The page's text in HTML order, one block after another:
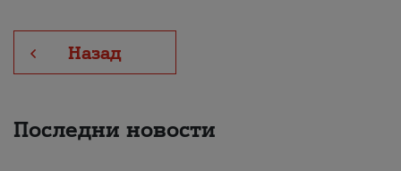
Назад
Последни новости